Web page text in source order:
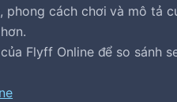
phong cách chơi và mô tả
Flyff Online để so sánh